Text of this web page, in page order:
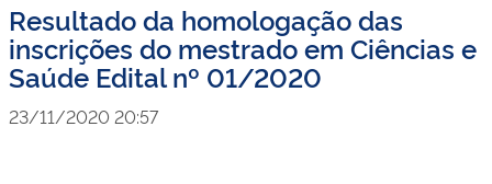
Resultado da homologação das
inscrições do mestrado em Ciências e
Saúde Edital nº 01/2020
23/11/2020 20:57